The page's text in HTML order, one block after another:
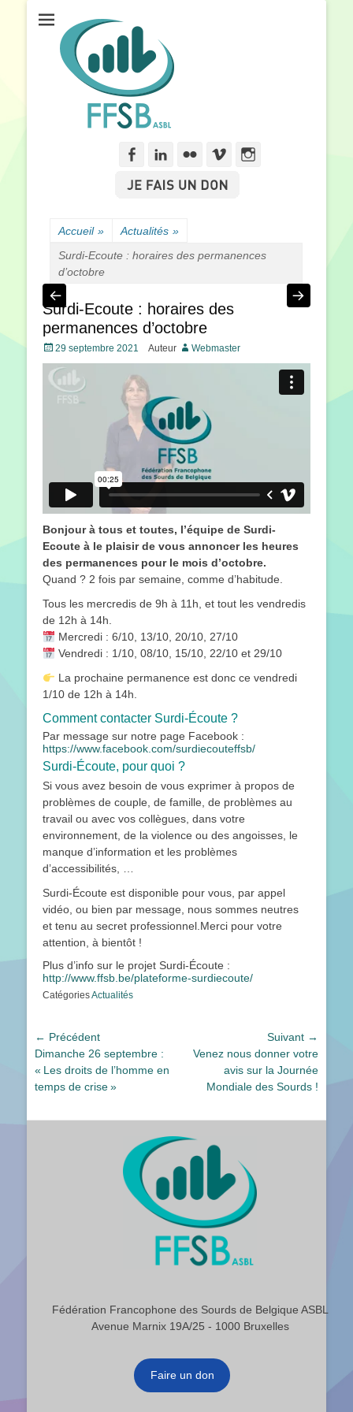
Fédération Francophone des Sourds de Belgique
FacebookLinkedln
Flickr Vimeo
Accueil » Actualités »
Surdi-Ecoute : horaires des permanences
d’octobre
Surdi-Ecoute : horaires des
permanences d’octobre
Posté
le
29 septembre 2021 Auteur Webmaster
Bonjour à tous et toutes, l’équipe de Surdi-
Ecoute à le plaisir de vous annoncer les heures
des permanences pour le mois d’octobre.
Quand ? 2 fois par semaine, comme d’habitude.
Tous les mercredis de 9h à 11h, et tout les vendredis
de 12h à 14h.
Mercredi : 6/10, 13/10, 20/10, 27/10
Vendredi : 1/10, 08/10, 15/10, 22/10 et 29/10
La prochaine permanence est donc ce vendredi
1/10 de 12h à 14h.
Comment contacter Surdi-Écoute ?
Par message sur notre page Facebook :
https://www.facebook.com/surdiecouteffsb/
Surdi-Écoute, pour quoi ?
Si vous avez besoin de vous exprimer à propos de
problèmes de couple, de famille, de problèmes au
travail ou avec vos collègues, dans votre
environnement, de la violence ou des angoisses, le
manque d’information et les problèmes
d’accessibilités, …
Surdi-Écoute est disponible pour vous, par appel
vidéo, ou bien par message, nous sommes neutres
et tenu au secret professionnel.Merci pour votre
attention, à bientôt !
Plus d’info sur le projet Surdi-Écoute :
http://www.ffsb.be/plateforme-surdiecoute/
CatégoriesActualités
Navigation
de
l’article
← Précédent
Article
précédent :
Dimanche 26 septembre :
« Les droits de l’homme en
temps de crise »
Suivant →
ArticleVenez nous donner votre
avis sur la Journée
Mondiale des Sourds !
Fédération Francophone des Sourds de Belgique ASBL
Avenue Marnix 19A/25 - 1000 Bruxelles
Faire un don